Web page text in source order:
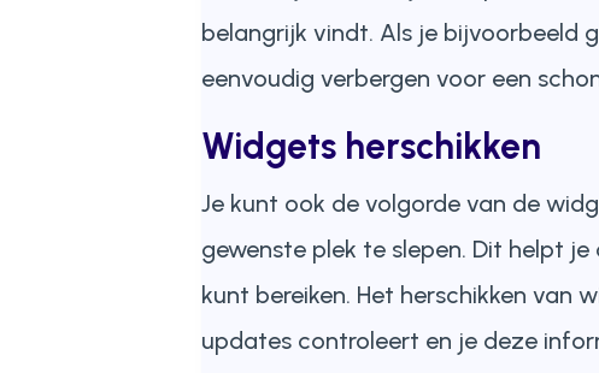
belangrijk vindt. Als je bijvoorbeeld
eenvoudig verbergen voor een
Widgets herschikken
Je kunt ook de volgorde van de
gewenste plek te slepen. Dit helpt
kunt bereiken. Het herschikken van
updates controleert en je deze